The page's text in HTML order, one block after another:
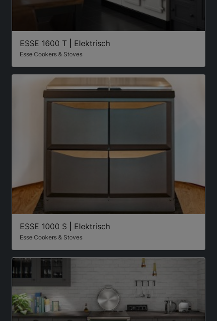
ESSE 1600 T | Elektrisch
Esse Cookers & Stoves
ESSE 1000 S | Elektrisch
Esse Cookers & Stoves